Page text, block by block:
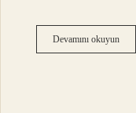
Devamını okuyunDeli
Bal